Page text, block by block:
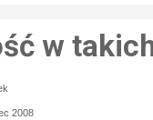
w
2008